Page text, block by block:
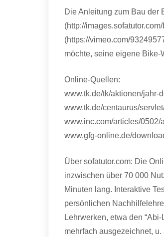
Die Anleitung zum Bau der
(http://
(https://vimeo.com/
möchte, seine eigene Bike-
Online-Quellen:
www.tk.de/tk/aktionen/jahr-
www.tk.de/centaurus/
www.inc.com/articles/0502/
www.gfg-online.de/
Über sofatutor.com: Die
inzwischen über 70 000
Minuten lang. Interaktive
persönlichen
Lehrwerken, etwa den
mehrfach ausgezeichnet, u.